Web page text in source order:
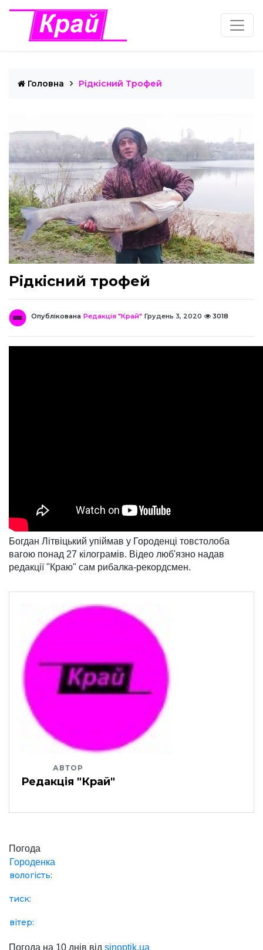
Головна Рідкісний Трофей
Рідкісний трофей
Опублікована Редакція "Край" Грудень 3, 2020 3018
Богдан Літвіцький упіймав у Городенці товстолоба
вагою понад 27 кілограмів. Відео люб'язно надав
редакції "Краю" сам рибалка-рекордсмен.
АВТОР
Редакція "Край"
Погода
Городенка
вологість:
тиск:
вітер:
Погода на 10 днів від sinoptik.ua